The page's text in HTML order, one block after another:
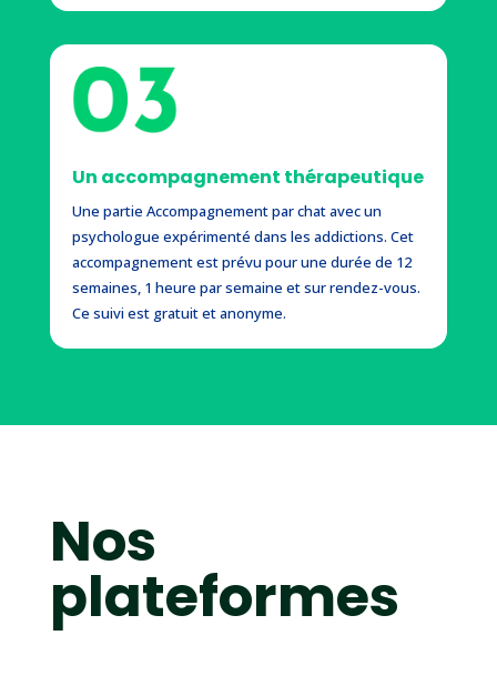
Un accompagnement thérapeutique
Une partie Accompagnement par chat avec un
psychologue expérimenté dans les addictions. Cet
accompagnement est prévu pour une durée de 12
semaines, 1 heure par semaine et sur rendez-vous.
Ce suivi est gratuit et anonyme.
Nos
plateformes